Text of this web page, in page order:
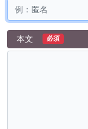
本文 必須